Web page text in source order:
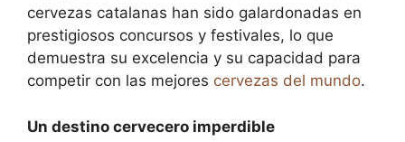
cervezas catalanas han sido galardonadas en
prestigiosos concursos y festivales, lo que
demuestra su excelencia y su capacidad para
competir con las mejores cervezas del mundo.
Un destino cervecero imperdible